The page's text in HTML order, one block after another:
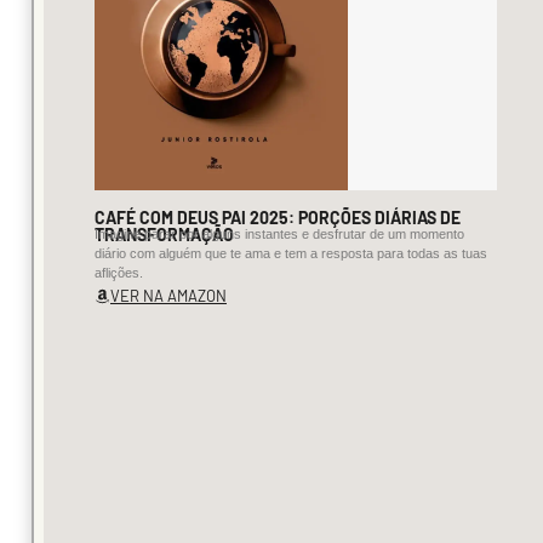
Seleção
Poética
EXISTEM
PEDRAS
Existem
pedras
nos
CAFÉ COM DEUS PAI 2025: PORÇÕES DIÁRIAS DE
TRANSFORMAÇÃO
Imagine parar por alguns instantes e desfrutar de um momento
diário com alguém que te ama e tem a resposta para todas as tuas
aflições.
VER NA AMAZON